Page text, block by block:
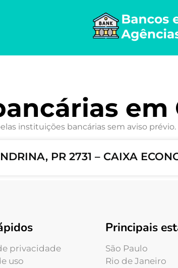
em
instituições bancárias sem aviso prévio.
PR 2731 – CAIXA
privacidade
uso
Principais
São Paulo
Rio de Janeiro